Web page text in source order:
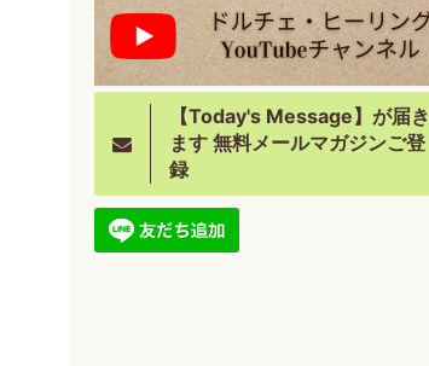
【Today's Message】が届き
ます 無料メールマガジンご登
録